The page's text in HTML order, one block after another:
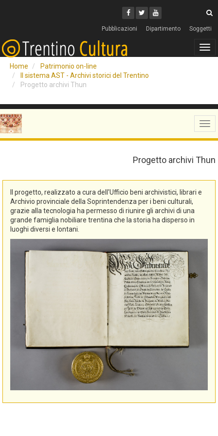
Facebook
Twitter
Youtube
Pubblicazioni Dipartimento Soggetti
Home
Patrimonio on-line
Il sistema AST - Archivi storici del Trentino
Progetto archivi Thun
Progetto archivi Thun
Il progetto, realizzato a cura dell'Ufficio beni archivistici, librari e
Archivio provinciale della Soprintendenza per i beni culturali,
grazie alla tecnologia ha permesso di riunire gli archivi di una
grande famiglia nobiliare trentina che la storia ha disperso in
luoghi diversi e lontani.